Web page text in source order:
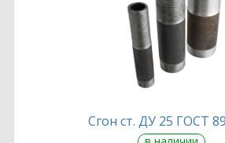
Сгон ст. ДУ 25 ГОСТ